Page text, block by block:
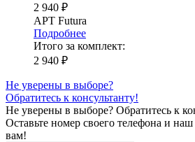
2 940 ₽
АРТ Futura
Подробнее
Итого за комплект:
2 940 ₽
Не уверены в выборе?
Обратитесь к консультанту!
Не уверены в выборе? Обратитесь к
Оставьте номер своего телефона и
вам!